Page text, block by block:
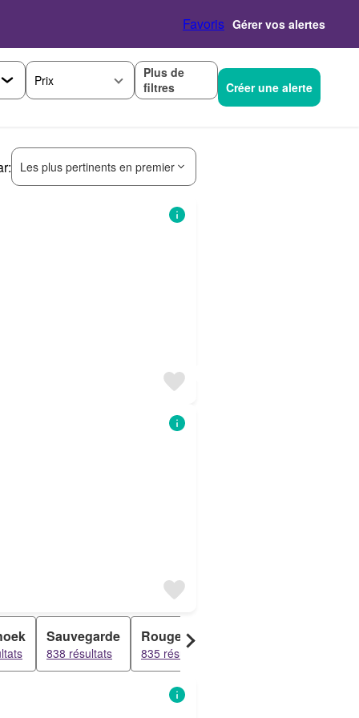
Favoris Gérer vos alertes
Prix
Plus de
filtres
Créer une alerte
Les plus pertinents en premier
Sauvegarde
838 résultats
Rouge
835 résultats